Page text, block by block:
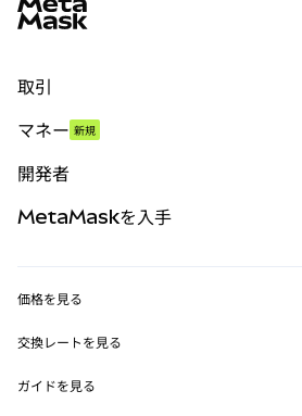
取引
パーペチュアル
RWA
マネー 新規
開発者
MetaMask Connect
Snaps
MetaMaskを入手
セキュリティ
価格を見る
イーサリアムの価格
Solanaの価格
交換レートを見る
ETH→USD
ガイドを見る